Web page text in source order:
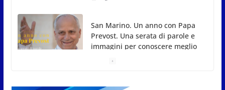
San Marino. Insediata la Commissione d’inchiesta: